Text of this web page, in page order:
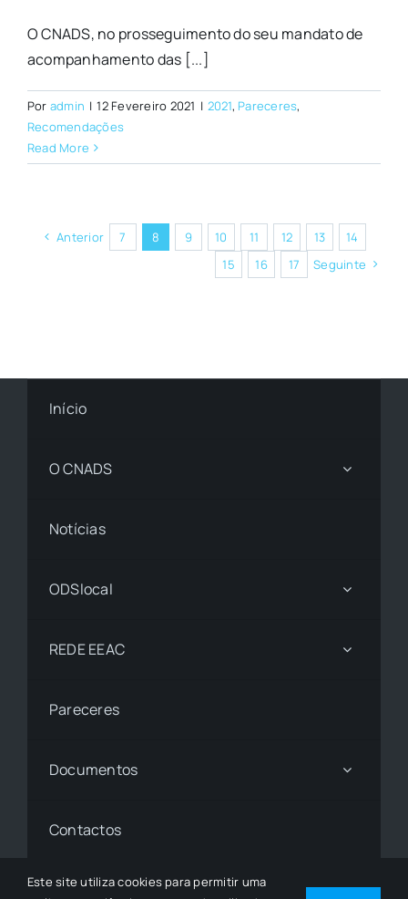
O CNADS, no prosseguimento do seu mandato de
acompanhamento das [...]
Por admin | 12 Fevereiro 2021 | 2021, Pareceres,
Recomendações
Read More
Anterior 7 8 9 10 11 12 13
14
15
16 17 Seguinte
Início
O CNADS
Notícias
ODSlocal
REDE EEAC
Pareceres
Documentos
Contactos
Este site utiliza cookies para permitir uma